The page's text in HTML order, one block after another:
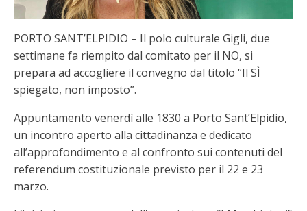
PORTO SANT’ELPIDIO – Il polo culturale Gigli, due
settimane fa riempito dal comitato per il NO, si
prepara ad accogliere il convegno dal titolo “Il SÌ
spiegato, non imposto”.
Appuntamento venerdì alle 1830 a Porto Sant’Elpidio,
un incontro aperto alla cittadinanza e dedicato
all’approfondimento e al confronto sui contenuti del
referendum costituzionale previsto per il 22 e 23
marzo.